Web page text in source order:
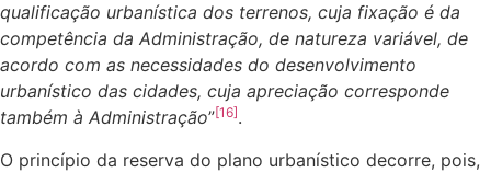
qualificação urbanística dos terrenos, cuja fixação é da
competência da Administração, de natureza variável, de
acordo com as necessidades do desenvolvimento
urbanístico das cidades, cuja apreciação corresponde
também à Administração”[16].
O princípio da reserva do plano urbanístico decorre, pois,